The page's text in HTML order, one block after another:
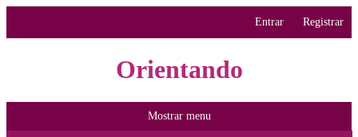
Entrar Registrar
Orientando
Mostrar menu